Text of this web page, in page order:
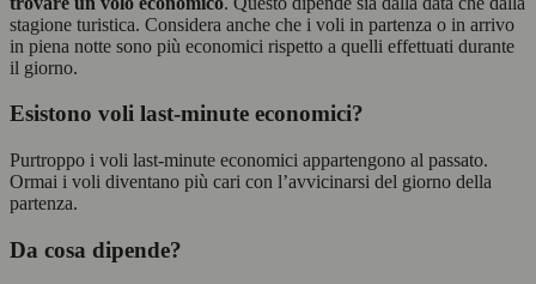
stagione turistica. Considera anche che i voli in partenza o in arrivo
in piena notte sono più economici rispetto a quelli effettuati durante
il giorno.
Esistono voli last-minute economici?
Purtroppo i voli last-minute economici appartengono al passato.
Ormai i voli diventano più cari con l’avvicinarsi del giorno della
partenza.
Da cosa dipende?